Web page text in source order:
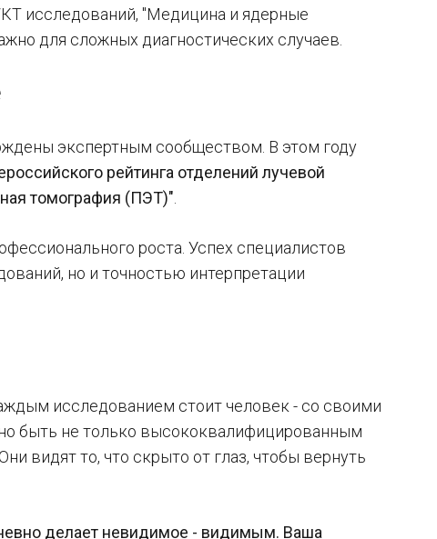
исследований, "Медицина и ядерные
для сложных диагностических случаев.
экспертным сообществом. В этом году
рейтинга отделений лучевой
томография (ПЭТ)".
роста. Успех специалистов
но и точностью интерпретации
исследованием стоит человек - со своими
быть не только высококвалифицированным
видят то, что скрыто от глаз, чтобы вернуть
делает невидимое - видимым. Ваша